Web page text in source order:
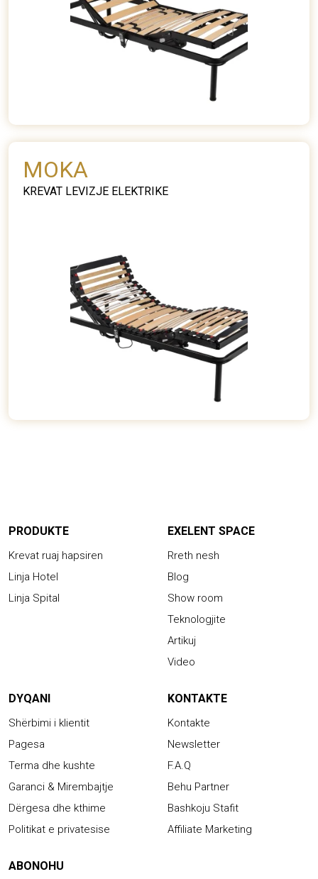
MOKA
KREVAT LEVIZJE ELEKTRIKE
PRODUKTE
Krevat ruaj hapsiren
Linja Hotel
Linja Spital
EXELENT SPACE
Rreth nesh
Blog
Show room
Teknologjite
Artikuj
Video
DYQANI
Shërbimi i klientit
Pagesa
Terma dhe kushte
Garanci & Mirembajtje
Dërgesa dhe kthime
Politikat e privatesise
KONTAKTE
Kontakte
Newsletter
F.A.Q
Behu Partner
Bashkoju Stafit
Affiliate Marketing
ABONOHU